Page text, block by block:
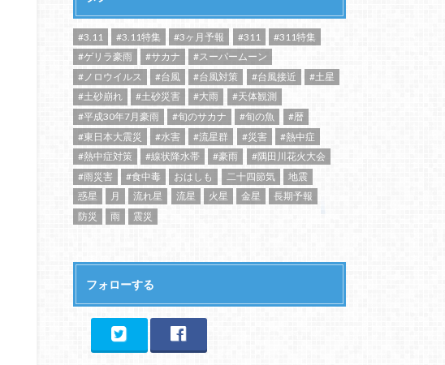
#3.11 #3.11特集 #3ヶ月予報 #311
#311特集
#ゲリラ豪雨
#サカナ
#スーパームーン
#ノロウイルス
#台風 #台風対策 #台風接近
#土星
#土砂崩れ
#土砂災害 #大雨
#天体観測
#平成30年7月豪雨
#旬のサカナ #旬の魚
#暦
#東日本大震災
#水害 #流星群 #災害
#熱中症
#熱中症対策
#線状降水帯 #豪雨
#隅田川花火大会
#雨災害
#食中毒 おはしも 二十四節気
地震
惑星
月 流れ星 流星 火星 金星
長期予報
防災
雨 震災
フォローする